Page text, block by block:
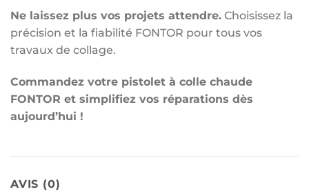
Ne laissez plus vos projets attendre. Choisissez la
précision et la fiabilité FONTOR pour tous vos
travaux de collage.
Commandez votre pistolet à colle chaude
FONTOR et simplifiez vos réparations dès
aujourd’hui !
AVIS (0)